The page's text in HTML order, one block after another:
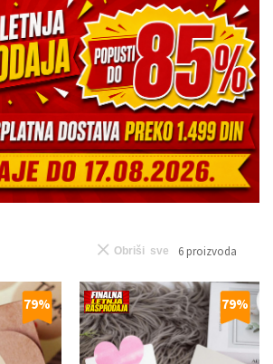
6 proizvoda
Obriši sve
79% 79%